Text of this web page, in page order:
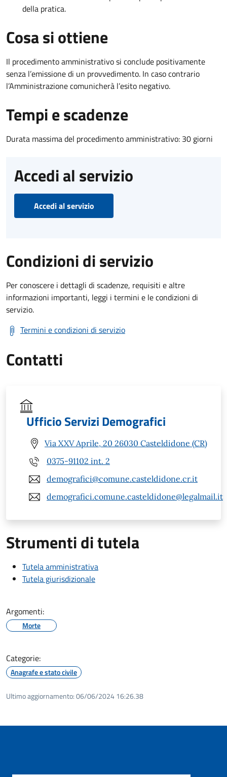
della pratica.
Cosa si ottiene
Il procedimento amministrativo si conclude positivamente
senza l’emissione di un provvedimento. In caso contrario
l’Amministrazione comunicherà l’esito negativo.
Tempi e scadenze
Durata massima del procedimento amministrativo: 30 giorni
Accedi al servizio
Accedi al servizio
Condizioni di servizio
Per conoscere i dettagli di scadenze, requisiti e altre
informazioni importanti, leggi i termini e le condizioni di
servizio.
Termini e condizioni di servizio
Contatti
Ufficio Servizi Demografici
Via XXV Aprile, 20 26030 Casteldidone (CR)
0375-91102 int. 2
demografici@comune.casteldidone.cr.it
demografici.comune.casteldidone@legalmail.it
Strumenti di tutela
Tutela amministrativa
Tutela giurisdizionale
Argomenti:
Morte
Categorie:
Anagrafe e stato civile
Ultimo aggiornamento:06/06/2024 16:26.38